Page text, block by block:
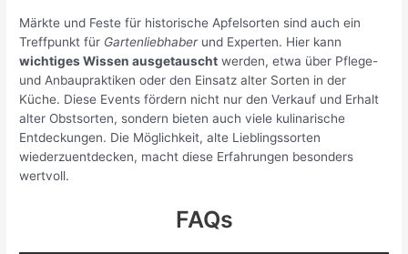
Märkte und Feste für historische Apfelsorten sind auch ein
Treffpunkt für Gartenliebhaberund Experten. Hier kann
wichtiges Wissen ausgetauscht werden, etwa über Pflege-
und Anbaupraktiken oder den Einsatz alter Sorten in der
Küche. Diese Events fördern nicht nur den Verkauf und Erhalt
alter Obstsorten, sondern bieten auch viele kulinarische
Entdeckungen. Die Möglichkeit, alte Lieblingssorten
wiederzuentdecken, macht diese Erfahrungen besonders
wertvoll.
FAQs